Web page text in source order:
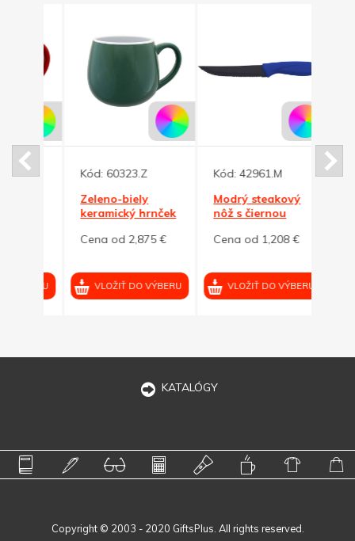
Kód:60323.Z
Zeleno-biely
keramický hrnček
Cena od 2,875 €
VLOŽIŤ DO VÝBERU
Kód:42961.M
Modrý steakový
nôž s čiernou
Cena od 1,208 €
VLOŽIŤ DO VÝBERU
Kód:
KATALÓGY
Copyright © 2003 - 2020 GiftsPlus. All rights reserved.